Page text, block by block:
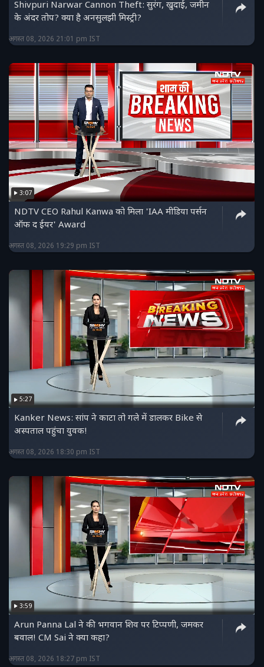
Shivpuri Narwar Cannon Theft: सुरंग, खुदाई, जमीन
के अंदर तोप? क्या है अनसुलझी मिस्ट्री?
अगस्त 08, 2026 21:01 pm IST
3:07
NDTV CEO Rahul Kanwa को मिला 'IAA मीडिया पर्सन
ऑफ द ईयर' Award
अगस्त 08, 2026 19:29 pm IST
5:27
Kanker News: सांप ने काटा तो गले में डालकर Bike से
अस्पताल पहुंचा युवक!
अगस्त 08, 2026 18:30 pm IST
3:59
Arun Panna Lal ने की भगवान शिव पर टिप्पणी, जमकर
बवाल! CM Sai ने क्या कहा?
अगस्त 08, 2026 18:27 pm IST